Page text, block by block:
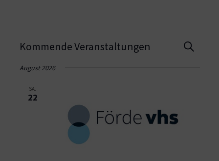
Suche
Kommende Veranstaltungen
August 2026
SA.
22